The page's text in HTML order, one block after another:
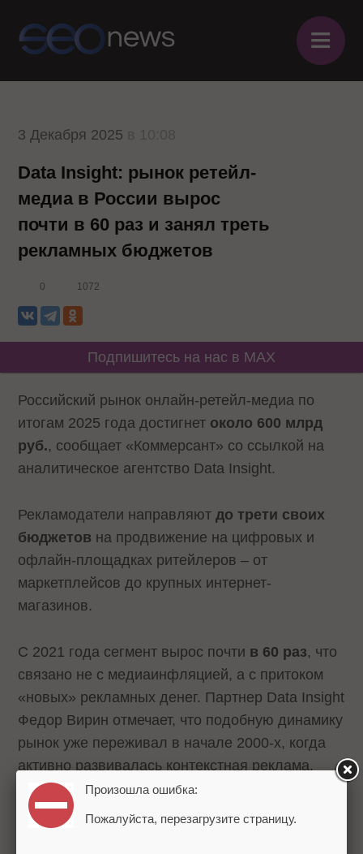
≡
3 Декабря 2025
Data Insight: рынок ретейл-
медиа в России вырос
почти в 60 раз и занял треть
рекламных бюджетов
0 1072
Подпишитесь на нас в MAX
Российский рынок онлайн-ретейл-медиа по
итогам 2025 года достигнет около 600 млрд
руб., сообщает «Коммерсант» со ссылкой на
аналитическое агентство Data Insight.
Рекламодатели направляютдо трети своих
бюджетов на продвижение на цифровых и
офлайн-площадках ритейлеров – от
маркетплейсов до крупных интернет-
магазинов.
С 2021 года сегмент вырос почти в 60 раз, что
связано не с медиаинфляцией, а с притоком
«новых» рекламных денег. Партнер Data Insight
Федор Вирин отмечает, что подобную динамику
рынок уже переживал в начале 2000-х, когда
активно развивалась контекстная реклама.
По словам эксперта, значительная часть
Произошла ошибка:
Пожалуйста, перезагрузите страницу.